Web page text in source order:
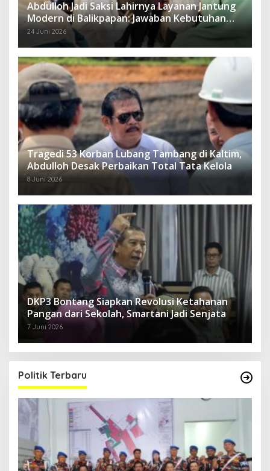
Abdulloh Jadi Saksi Lahirnya Layanan Jantung
Modern di Balikpapan: Jawaban Kebutuhan
Rakyat
24 Juni 2026
Tragedi 53 Korban Lubang Tambang di Kaltim,
Abdulloh Desak Perbaikan Total Tata Kelola
8 Juni 2026
DKP3 Bontang Siapkan Revolusi Ketahanan
Pangan dari Sekolah, Smartani Jadi Senjata
7 Juni 2026
Politik Terbaru